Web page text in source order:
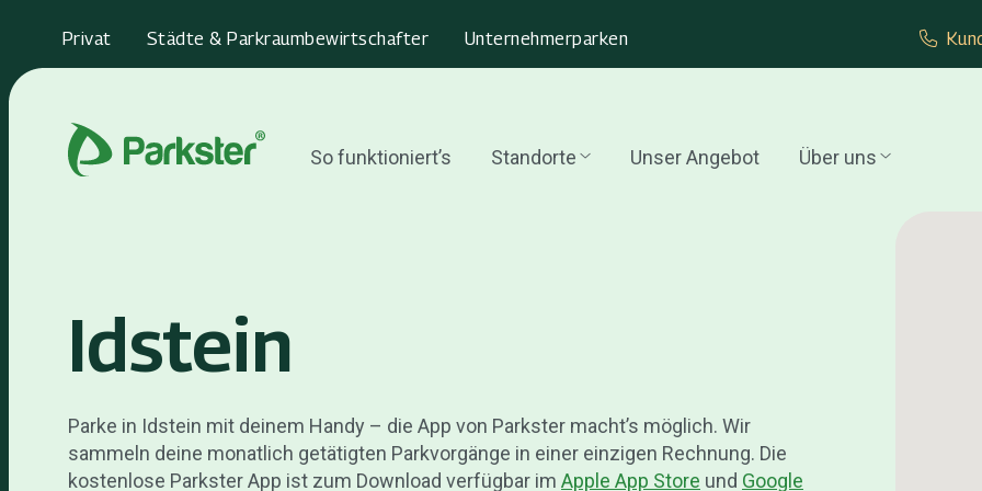
Privat Städte & Parkraumbewirtschafter Unternehmer­parken
So funktioniert’s Standorte Unser Angebot Über uns
Idstein
Parke in Idstein mit deinem Handy – die App von Parkster macht’s möglich. Wir
sammeln deine monatlich getätigten Parkvorgänge in einer einzigen Rechnung. Die
kostenlose Parkster App ist zum Download verfügbar im Apple App Store und Google